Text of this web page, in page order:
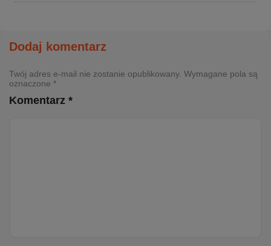
Dodaj komentarz
Twój adres e-mail nie zostanie opublikowany. Wymagane pola są
oznaczone *
Komentarz *